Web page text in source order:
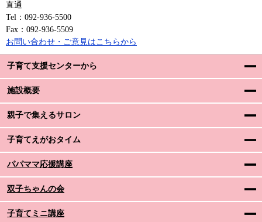
子育て支援センターから
施設概要
親子で集えるサロン
子育てえがおタイム
パパママ応援講座
双子ちゃんの会
子育てミニ講座
直通
Tel：092-936-5500
Fax：092-936-5509
お問い合わせ・ご意見はこちらから